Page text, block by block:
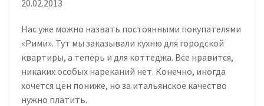
20.02.2013
Нас уже можно назвать постоянными покупателями
«Рими». Тут мы заказывали кухню для городской
квартиры, а теперь и для коттеджа. Все нравится,
никаких особых нареканий нет. Конечно, иногда
хочется цен пониже, но за итальянское качество
нужно платить.